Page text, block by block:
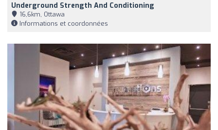
Underground Strength And Conditioning
16,6km, Ottawa
Informations et coordonnées